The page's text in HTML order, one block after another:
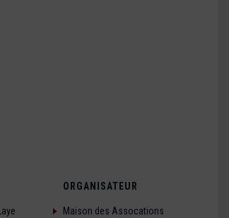
ORGANISATEUR
Maison des Assocations